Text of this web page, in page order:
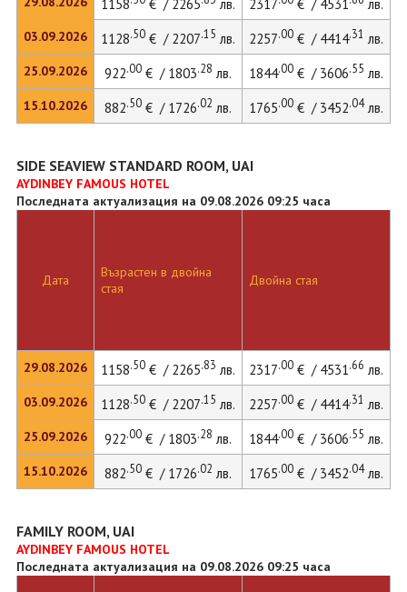
03.09.2026
25.09.2026
15.10.2026
1158 € / 2265 лв. 2317 € / 4531
лв.
1128.50€ / 2207.15 лв. 2257.00€ / 4414.31 лв.
922.00€ / 1803.28 лв. 1844.00€ / 3606.55 лв.
882.50€ / 1726.02 лв. 1765.00€ / 3452.04лв.
SIDE SEAVIEW STANDARD ROOM, UAI
AYDINBEY FAMOUS HOTEL
Последната актуализация на 09.08.2026 09:25 часа
Дата
29.08.2026
03.09.2026
25.09.2026
15.10.2026
Възрастен в двойна
стая
Двойна стая
1158.50€ / 2265.83 лв. 2317.00€ / 4531.66 лв.
1128.50€ / 2207.15 лв. 2257.00€ / 4414.31 лв.
922.00€ / 1803.28 лв. 1844.00€ / 3606.55 лв.
882.50€ / 1726.02 лв. 1765.00€ / 3452.04лв.
FAMILY ROOM, UAI
AYDINBEY FAMOUS HOTEL
Последната актуализация на 09.08.2026 09:25 часа